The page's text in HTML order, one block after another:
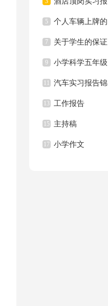
告十篇
5 个人车辆上牌的
委托书
7 关于学生的保证
书汇总八篇
9 小学科学五年级
上册教学计划
11 汽车实习报告锦
集八篇
13 工作报告
15 主持稿
17 小学作文